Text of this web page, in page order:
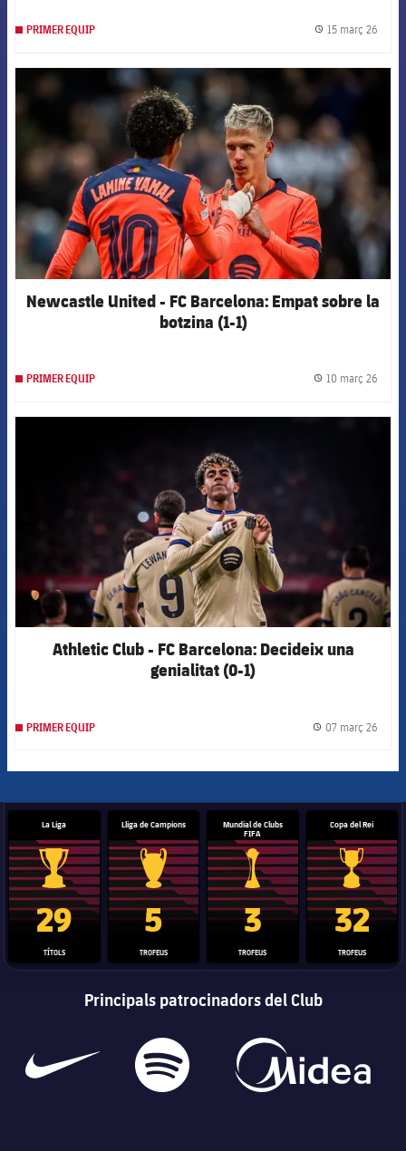
PRIMER EQUIP 15 març 26
FCB Barcelona badge
Newcastle United - FC Barcelona: Empat sobre la
botzina (1-1)
PRIMER EQUIP 10 març 26
Athletic Club - FC Barcelona: Decideix una
genialitat (0-1)
PRIMER EQUIP 07 març 26
La Liga
Trofeu de la Liga
29
TÍTOLS
Lliga de Campions
Trofeu de la Lliga de Campions
5
TROFEUS
Mundial de Clubs
FIFA
Trofeu del Mundial de Clubs
3
TROFEUS
Copa del Rei
Copa del
32
TROFEUS
Principals patrocinadors del Club